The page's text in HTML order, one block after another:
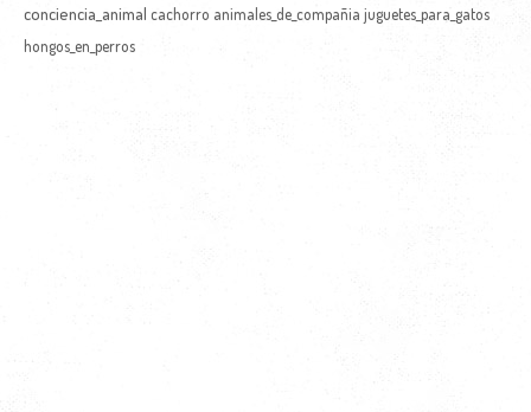
conciencia_animal cachorro animales_de_compañia juguetes_para_gatos
hongos_en_perros